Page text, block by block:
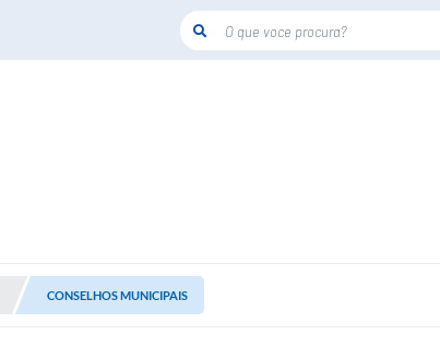
O que voce procura?
CONSELHOS MUNICIPAIS